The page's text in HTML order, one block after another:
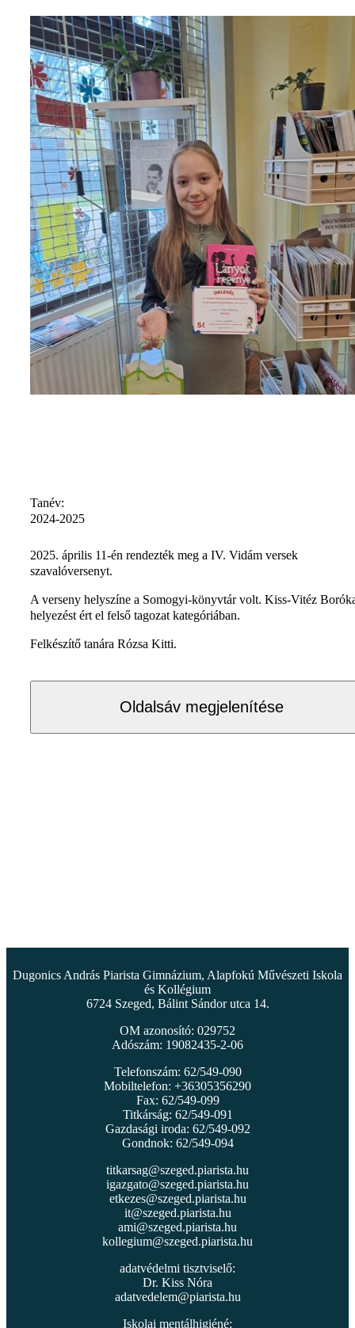
Tanév:
2024-2025
2025. április 11-én rendezték meg a IV. Vidám versek
szavalóversenyt.
A verseny helyszíne a Somogyi-könyvtár volt. Kiss-Vitéz
helyezést ért el felső tagozat kategóriában.
Felkészítő tanára Rózsa Kitti.
Oldalsáv megjelenítése
Dugonics András Piarista Gimnázium, Alapfokú Művészeti Iskola
és Kollégium
6724 Szeged, Bálint Sándor utca 14.
OM azonosító: 029752
Adószám: 19082435-2-06
Telefonszám: 62/549-090
Mobiltelefon: +36305356290
Fax: 62/549-099
Titkárság: 62/549-091
Gazdasági iroda: 62/549-092
Gondnok: 62/549-094
titkarsag@szeged.piarista.hu
igazgato@szeged.piarista.hu
etkezes@szeged.piarista.hu
it@szeged.piarista.hu
ami@szeged.piarista.hu
kollegium@szeged.piarista.hu
adatvédelmi tisztviselő:
Dr. Kiss Nóra
adatvedelem@piarista.hu
Iskolai mentálhigiéné: